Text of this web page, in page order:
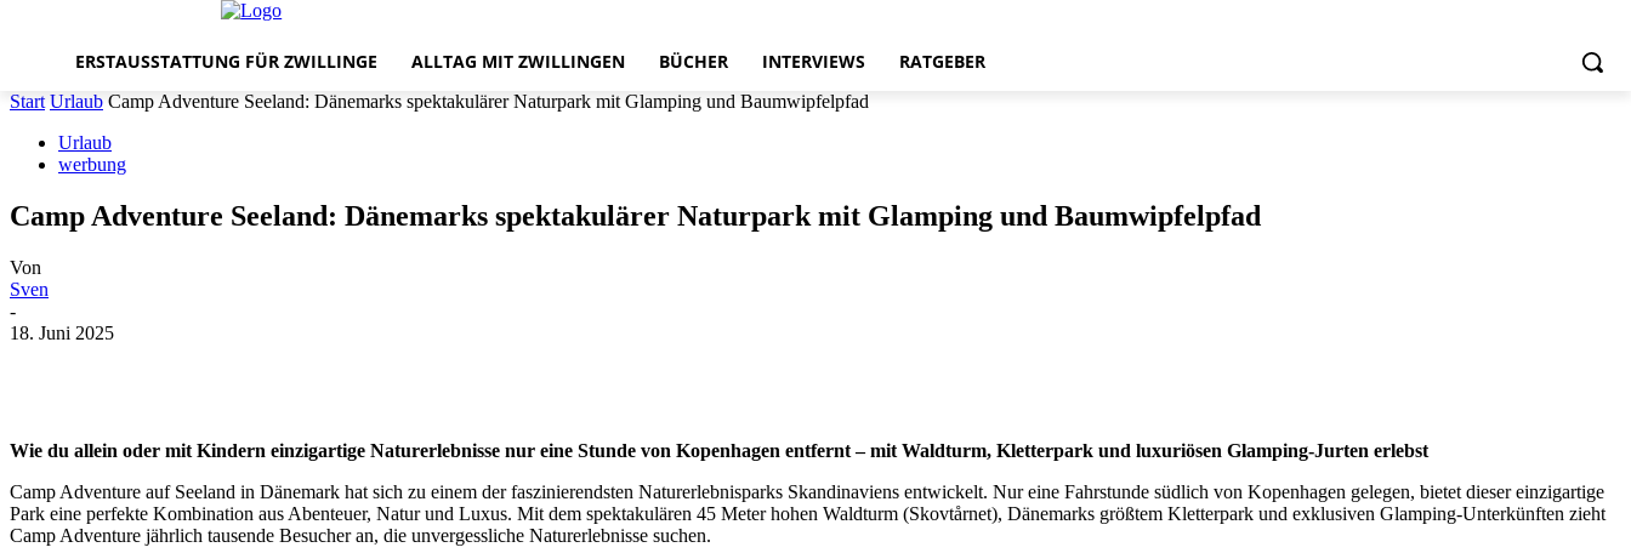
ERSTAUSSTATTUNG FÜR ZWILLINGE ALLTAG MIT ZWILLINGEN BÜCHER INTERVIEWS RATGEBER
Start Urlaub Camp Adventure Seeland: Dänemarks spektakulärer Naturpark mit Glamping und Baumwipfelpfad
Urlaub
werbung
Camp Adventure Seeland: Dänemarks spektakulärer Naturpark mit Glamping und Baumwipfelpfad
Von
Sven
-
18. Juni 2025
Wie du allein oder mit Kindern einzigartige Naturerlebnisse nur eine Stunde von Kopenhagen entfernt – mit Waldturm, Kletterpark und luxuriösen Glamping-Jurten erlebst
Camp Adventure auf Seeland in Dänemark hat sich zu einem der faszinierendsten Naturerlebnisparks Skandinaviens entwickelt. Nur eine Fahrstunde südlich von Kopenhagen gelegen, bietet dieser einzigartige
Park eine perfekte Kombination aus Abenteuer, Natur und Luxus. Mit dem spektakulären 45 Meter hohen Waldturm (Skovtårnet), Dänemarks größtem Kletterpark und exklusiven Glamping-Unterkünften zieht
Camp Adventure jährlich tausende Besucher an, die unvergessliche Naturerlebnisse suchen.